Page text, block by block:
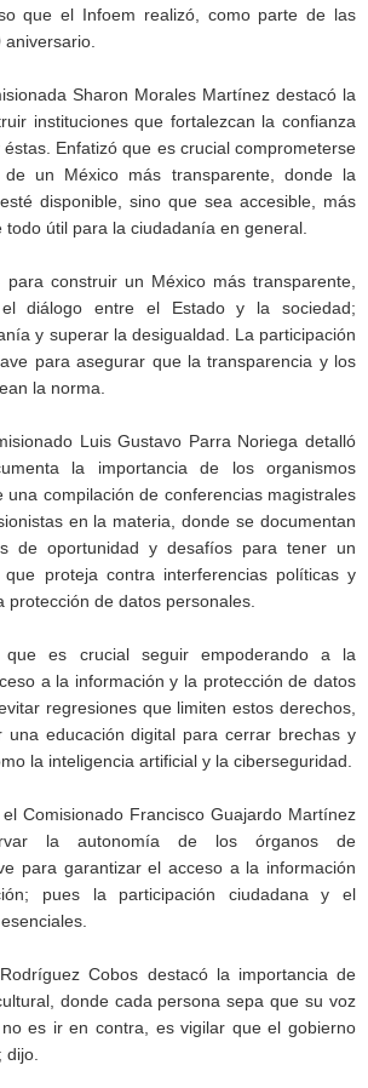
que el Infoem realizó, como parte de las
aniversario.
Sharon Morales Martínez destacó la
instituciones que fortalezcan la confianza
Enfatizó que es crucial comprometerse
un México más transparente, donde la
disponible, sino que sea accesible, más
todo útil para la ciudadanía en general.
construir un México más transparente,
el diálogo entre el Estado y la sociedad;
y superar la desigualdad. La participación
para asegurar que la transparencia y los
la norma.
Luis Gustavo Parra Noriega detalló
la importancia de los organismos
una compilación de conferencias magistrales
en la materia, donde se documentan
de oportunidad y desafíos para tener un
proteja contra interferencias políticas y
protección de datos personales.
que es crucial seguir empoderando a la
a la información y la protección de datos
regresiones que limiten estos derechos,
una educación digital para cerrar brechas y
la inteligencia artificial y la ciberseguridad.
Comisionado Francisco Guajardo Martínez
la autonomía de los órganos de
para garantizar el acceso a la información
pues la participación ciudadana y el
Cobos destacó la importancia de
donde cada persona sepa que su voz
es ir en contra, es vigilar que el gobierno
dijo.